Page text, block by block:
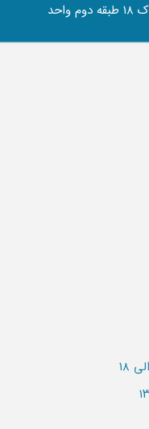
تهران، نازی اباد خیابان طباطبایی پلاک ۱۸ طبقه دوم واحد